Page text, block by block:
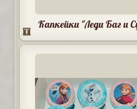
Капкейки "Леди Баг и